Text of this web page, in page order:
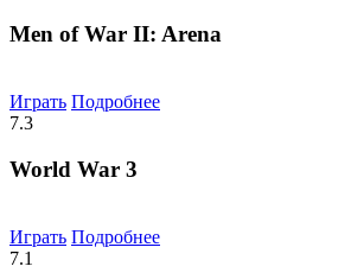
Men of War II: Arena
Играть Подробнее
7.3
World War 3
Играть Подробнее
7.1